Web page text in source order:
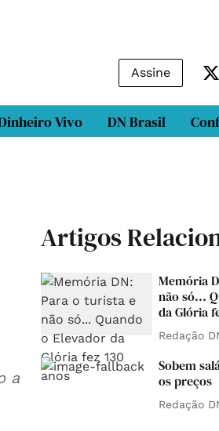
Assine
Vivo DN Brasil
a
Artigos
Memória
não só...
da Glória
Redação
Sobem
os preços
Redação